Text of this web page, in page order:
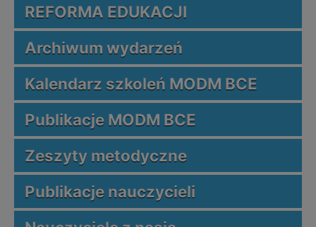
REFORMA EDUKACJI
Archiwum wydarzeń
Kalendarz szkoleń MODM BCE
Publikacje MODM BCE
Zeszyty metodyczne
Publikacje nauczycieli